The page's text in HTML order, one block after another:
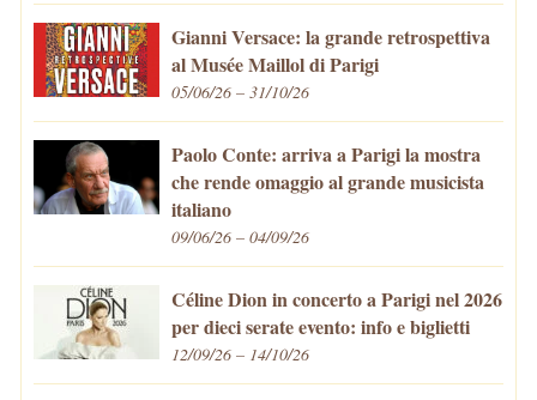
Gianni Versace: la grande retrospettiva
al Musée Maillol di Parigi
05/06/26 – 31/10/26
Paolo Conte: arriva a Parigi la mostra
che rende omaggio al grande musicista
italiano
09/06/26 – 04/09/26
Céline Dion in concerto a Parigi nel 2026
per dieci serate evento: info e biglietti
12/09/26 – 14/10/26